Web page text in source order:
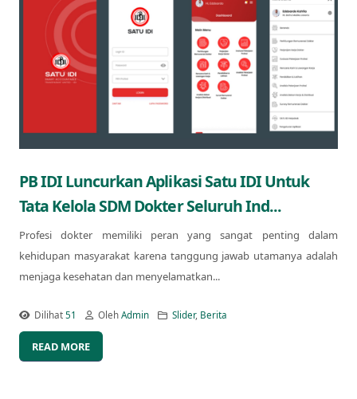
PB IDI Luncurkan Aplikasi Satu IDI Untuk
Tata Kelola SDM Dokter Seluruh Ind...
Profesi dokter memiliki peran yang sangat penting dalam
kehidupan masyarakat karena tanggung jawab utamanya adalah
menjaga kesehatan dan menyelamatkan...
Dilihat51 OlehAdmin Slider, Berita
READ MORE